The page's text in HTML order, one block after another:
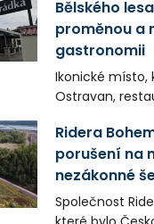
Bělského
proměnou a
gastronomii
Ikonické místo,
Ostravan,
společnost
s.r.o. investuje
milionů korun.
Ostravě dva
koncepty, které
Ridera
porušení na
nezákonné
Společnost